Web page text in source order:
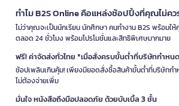
ทำไม B2S Online คือแหล่งช้อปปิ้งที่คุณไม่ค
ไม่ว่าคุณจะเป็นนักเรียน นักศึกษา คนทำงาน B2S พร้อม
ตลอด 24 ชั่วโมง พร้อมโปรโมชั่นและสิทธิพิเศษมากมาย
ฟรี! ค่าจัดส่งทั่วไทย *เมื่อสั่งครบขั้นต่ำที่บริษัทกำหนด
ช้อปเพลินเกินคุ้ม! เพียงมียอดสั่งซื้อสินค้าขั้นต่ำที่บริษัทก
ไม่ต้องจ่ายเพิ่ม
มั่นใจ หนังสือถึงมือปลอดภัย ด้วยบับเบิ้ล 3 ชั้น